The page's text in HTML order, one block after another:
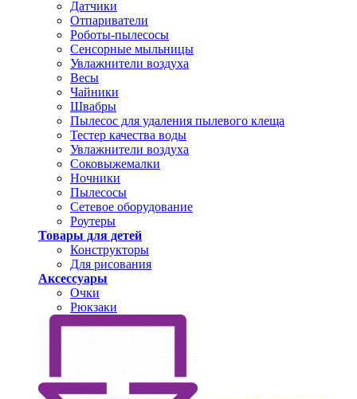
Датчики
Отпариватели
Роботы-пылесосы
Сенсорные мыльницы
Увлажнители воздуха
Весы
Чайники
Швабры
Пылесос для удаления пылевого клеща
Тестер качества воды
Увлажнители воздуха
Соковыжемалки
Ночники
Пылесосы
Сетевое оборудование
Роутеры
Товары для детей
Конструкторы
Для рисования
Аксессуары
Очки
Рюкзаки